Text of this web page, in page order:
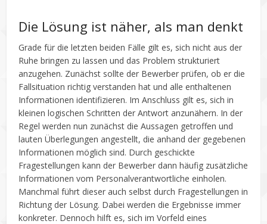
Die Lösung ist näher, als man denkt
Grade für die letzten beiden Fälle gilt es, sich nicht aus der
Ruhe bringen zu lassen und das Problem strukturiert
anzugehen. Zunächst sollte der Bewerber prüfen, ob er die
Fallsituation richtig verstanden hat und alle enthaltenen
Informationen identifizieren. Im Anschluss gilt es, sich in
kleinen logischen Schritten der Antwort anzunähern. In der
Regel werden nun zunächst die Aussagen getroffen und
lauten Überlegungen angestellt, die anhand der gegebenen
Informationen möglich sind. Durch geschickte
Fragestellungen kann der Bewerber dann häufig zusätzliche
Informationen vom Personalverantwortliche einholen.
Manchmal führt dieser auch selbst durch Fragestellungen in
Richtung der Lösung. Dabei werden die Ergebnisse immer
konkreter. Dennoch hilft es, sich im Vorfeld eines